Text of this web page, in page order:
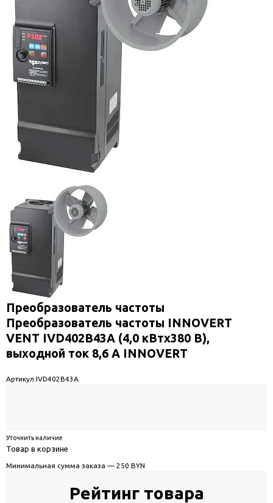
Преобразователь частоты
Преобразователь частоты INNOVERT
VENT IVD402B43A (4,0 кВтx380 В),
выходной ток 8,6 А INNOVERT
Артикул:IVD402B43A
Уточнить наличие
Товар в корзине
Минимальная сумма заказа — 250 BYN
Рейтинг товара